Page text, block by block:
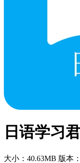
日语学习
大小：40.63MB 版本：